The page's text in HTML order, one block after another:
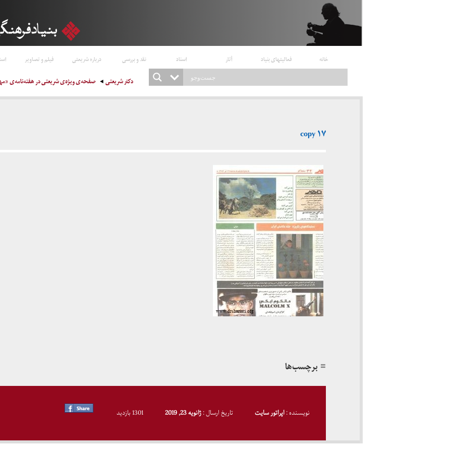
خانه فعالیتهای بنیاد آثار اسناد نقد و بررسی درباره شریعتی فیلم و تصاویر
دکتر شریعتی صفحه‌ی ویژه‌ی شریعتی در هفته‌نامه‌ی «مهر» (۱۷
۱۷ copy
≡ برچسب‌ها
نویسنده :اپراتور سایت تاریخ ارسال :ژانویه 23, 2019 1301 بازدید